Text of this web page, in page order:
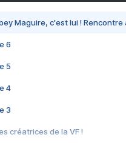
Maguire, c'est lui !
6
5
4
3
créatrices de la VF !